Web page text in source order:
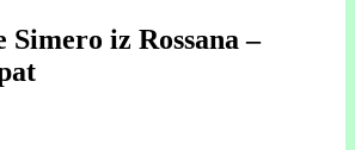
Simero iz Rossana –